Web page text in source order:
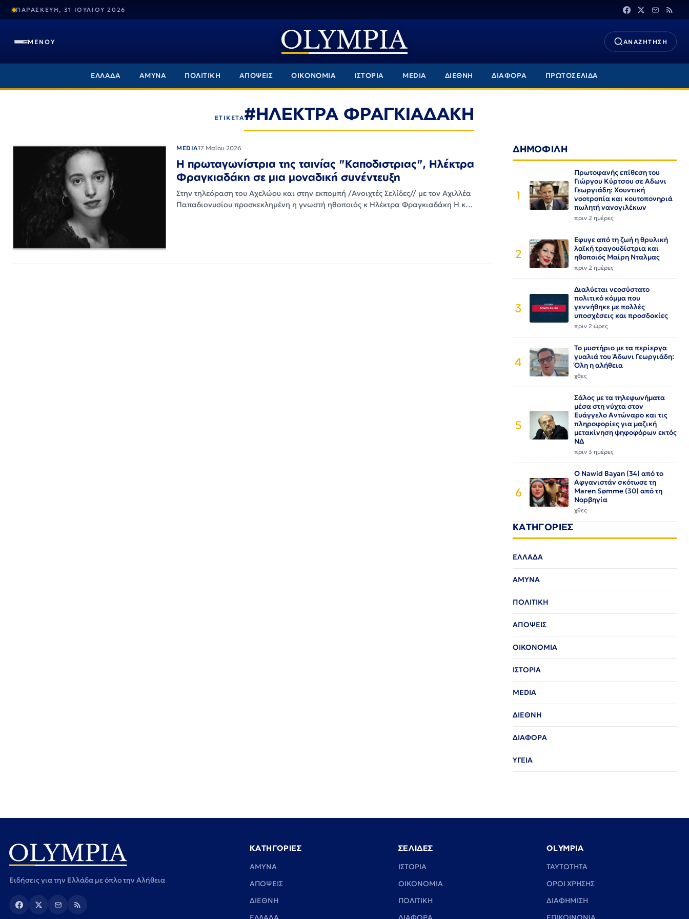
ΠΑΡΑΣΚΕΥΗ, 31 ΙΟΥΛΙΟΥ 2026
ΜΕΝΟΥ ΑΝΑΖΗΤΗΣΗ
ΕΛΛΑΔΑ ΑΜΥΝΑ ΠΟΛΙΤΙΚΗ ΑΠΟΨΕΙΣ ΟΙΚΟΝΟΜΙΑ ΙΣΤΟΡΙΑ MEDIA ΔΙΕΘΝΗ ΔΙΑΦΟΡΑ ΠΡΩΤΟΣΕΛΙΔΑ
ΕΤΙΚΕΤΑ#ΗΛΕΚΤΡΑ ΦΡΑΓΚΙΑΔΑΚΗ
MEDIA17 Μαΐου 2026
Η πρωταγωνίστρια της ταινίας "Καποδιστριας", Ηλέκτρα
Φραγκιαδάκη σε μια μοναδική συνέντευξη
Στην τηλεόραση του Αχελώου και στην εκπομπή /Ανοιχτές Σελίδες// με τον Αχιλλέα
Παπαδιονυσίου προσκεκλημένη η γνωστή ηθοποιός κ Ηλέκτρα Φραγκιαδάκη Η κ…
ΔΗΜΟΦΙΛΗ
1
Πρωτοφανής επίθεση του
Γιώργου Κύρτσου σε Αδωνι
Γεωργιάδη: Χουντική
νοοτροπία και κουτοπονηριά
πωλητή νανογιλέκων
πριν 2 ημέρες
2
Εφυγε από τη ζωή η θρυλική
λαϊκή τραγουδίστρια και
ηθοποιός Μαίρη Νταλμας
πριν 2 ημέρες
3
Διαλύεται νεοσύστατο
πολιτικό κόμμα που
γεννήθηκε με πολλές
υποσχέσεις και προσδοκίες
πριν 2 ώρες
4
Το μυστήριο με τα περίεργα
γυαλιά του Άδωνι Γεωργιάδη:
Όλη η αλήθεια
χθες
5
Σάλος με τα τηλεφωνήματα
μέσα στη νύχτα στον
Ευάγγελο Αντώναρο και τις
πληροφορίες για μαζική
μετακίνηση ψηφοφόρων εκτός
ΝΔ
πριν 3 ημέρες
6
Ο Nawid Bayan (34) από το
Αφγανιστάν σκότωσε τη
Maren Sømme (30) από τη
Νορβηγία
χθες
ΚΑΤΗΓΟΡΙΕΣ
ΕΛΛΑΔΑ
ΑΜΥΝΑ
ΠΟΛΙΤΙΚΗ
ΑΠΟΨΕΙΣ
ΟΙΚΟΝΟΜΙΑ
ΙΣΤΟΡΙΑ
MEDIA
ΔΙΕΘΝΗ
ΔΙΑΦΟΡΑ
ΥΓΕΙΑ
Ειδήσεις για την Ελλάδα με όπλο την Αλήθεια
ΚΑΤΗΓΟΡΙΕΣ
ΑΜΥΝΑ
ΑΠΟΨΕΙΣ
ΔΙΕΘΝΗ
ΣΕΛΙΔΕΣ
ΙΣΤΟΡΙΑ
ΟΙΚΟΝΟΜΙΑ
ΠΟΛΙΤΙΚΗ
OLYMPIA
TAYTOTHTA
ΟΡΟΙ ΧΡΗΣΗΣ
ΔΙΑΦΗΜΙΣΗ